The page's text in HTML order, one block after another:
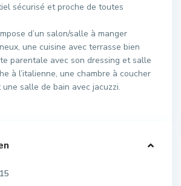
sécurisé et proche de toutes
d’un salon/salle à manger
une cuisine avec terrasse bien
parentale avec son dressing et salle
à l’italienne, une chambre à coucher
salle de bain avec jacuzzi.